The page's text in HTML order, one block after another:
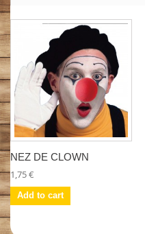
NEZ DE CLOWN
1,75 €
Add to cart